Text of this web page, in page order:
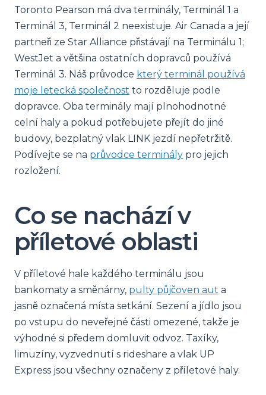
Toronto Pearson má dva terminály, Terminál 1 a
Terminál 3, Terminál 2 neexistuje. Air Canada a její
partneři ze Star Alliance přistávají na Terminálu 1;
WestJet a většina ostatních dopravců používá
Terminál 3. Náš průvodce který terminál používá
moje letecká společnost to rozděluje podle
dopravce. Oba terminály mají plnohodnotné
celní haly a pokud potřebujete přejít do jiné
budovy, bezplatný vlak LINK jezdí nepřetržitě.
Podívejte se na průvodce terminály pro jejich
rozložení.
Co se nachází v
příletové oblasti
V příletové hale každého terminálu jsou
bankomaty a směnárny, pulty půjčoven aut a
jasně označená místa setkání. Sezení a jídlo jsou
po vstupu do neveřejné části omezené, takže je
výhodné si předem domluvit odvoz. Taxíky,
limuzíny, vyzvednutí s rideshare a vlak UP
Express jsou všechny označeny z příletové haly.